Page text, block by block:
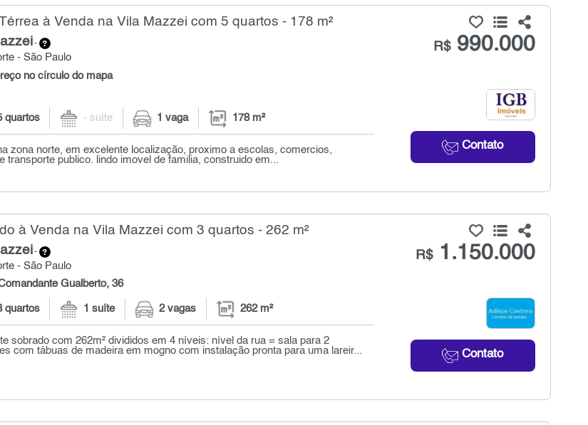
à Venda na Vila Mazzei com 5 quartos - 178 m²
-
- São Paulo
no círculo do mapa
R$990.000
Contato
quartos - suíte 1 vaga 178 m²
zona norte, em excelente localização, proximo a escolas, comercios,
transporte publico. lindo imovel de familia, construido em...
à Venda na Vila Mazzei com 3 quartos - 262 m²
-
- São Paulo
Gualberto, 36
R$1.150.000
Contato
quartos 1 suíte 2 vagas 262 m²
sobrado com 262m² divididos em 4 níveis: nível da rua = sala para 2
com tábuas de madeira em mogno com instalação pronta para uma lareir...